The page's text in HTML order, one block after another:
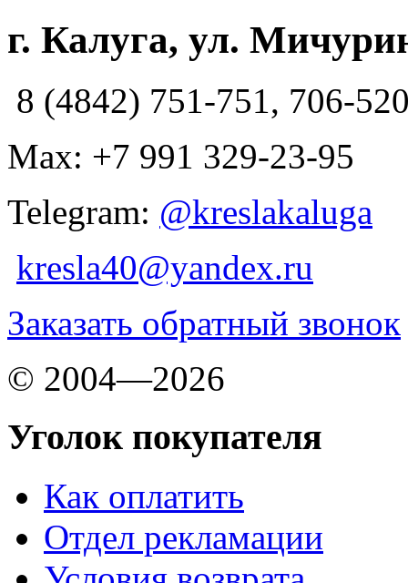
г. Калуга, ул.
8 (4842) 751-751, 706-
Max: +7 991 329-23-95
Telegram: @kreslakaluga
kresla40@yandex.ru
Заказать обратный звонок
© 2004—2026
Уголок покупателя
Как оплатить
Отдел рекламации